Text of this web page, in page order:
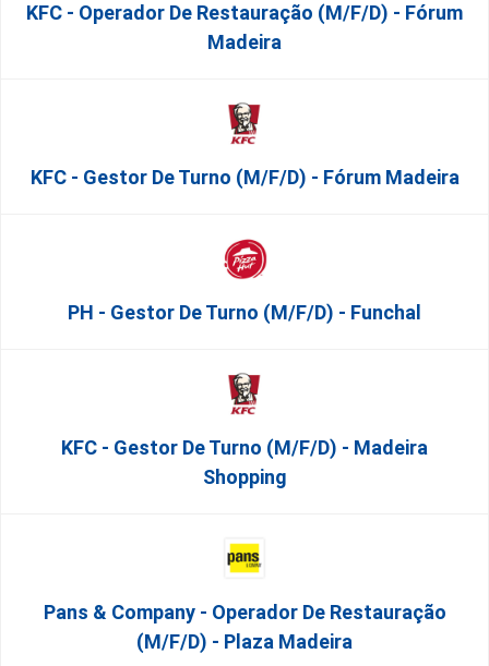
KFC - Operador De Restauração (m/f/d) - Fórum
Madeira
KFC - Gestor De Turno (m/f/d) - Fórum Madeira
PH - Gestor De Turno (m/f/d) - Funchal
KFC - Gestor De Turno (m/f/d) - Madeira
Shopping
Pans & Company - Operador De Restauração
(m/f/d) - Plaza Madeira